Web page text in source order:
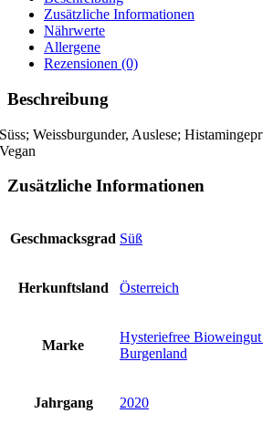
Zusätzliche Informationen
Nährwerte
Allergene
Rezensionen (0)
Beschreibung
Süss; Weissburgunder, Auslese;
Vegan
Zusätzliche Informationen
Geschmacksgrad Süß
Herkunftsland Österreich
Marke
Hysteriefree
Burgenland
Jahrgang 2020